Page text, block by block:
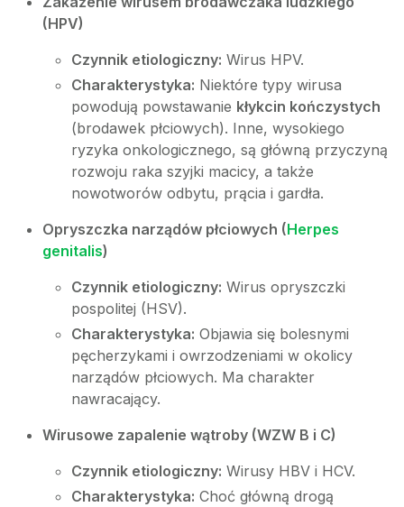
(HPV)
Czynnik etiologiczny: Wirus HPV.
Charakterystyka: Niektóre typy wirusa
powodują powstawanie kłykcin kończystych
(brodawek płciowych). Inne, wysokiego
ryzyka onkologicznego, są główną przyczyną
rozwoju raka szyjki macicy, a także
nowotworów odbytu, prącia i gardła.
Opryszczka narządów płciowych (Herpes
genitalis)
Czynnik etiologiczny: Wirus opryszczki
pospolitej (HSV).
Charakterystyka: Objawia się bolesnymi
pęcherzykami i owrzodzeniami w okolicy
narządów płciowych. Ma charakter
nawracający.
Wirusowe zapalenie wątroby (WZW B i C)
Czynnik etiologiczny: Wirusy HBV i HCV.
Charakterystyka: Choć główną drogą